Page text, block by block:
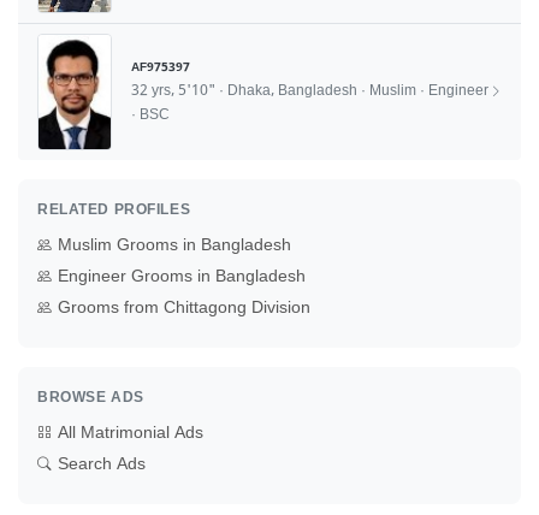
AF975397
32 yrs, 5'10" · Dhaka, Bangladesh · Muslim · Engineer
· BSC
RELATED PROFILES
Muslim Grooms in Bangladesh
Engineer Grooms in Bangladesh
Grooms from Chittagong Division
BROWSE ADS
All Matrimonial Ads
Search Ads